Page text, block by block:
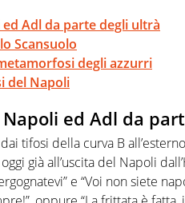
Adl da parte degli ultrà
Scansuolo
degli azzurri
del Napoli
ed Adl da
tifosi della curva B
già all’uscita del Napoli
e “Voi non siete